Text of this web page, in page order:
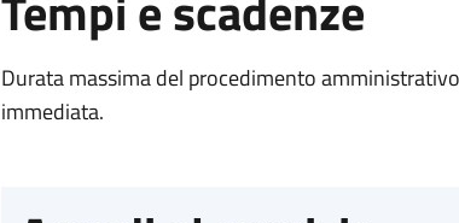
Durata massima del procedimento
immediata.